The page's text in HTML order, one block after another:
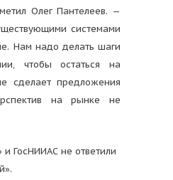
Олег Пантелеев. —
системами
Нам надо делать шаги
чтобы остаться на
сделает предложения
на рынке не
и ГосНИИАС не ответили